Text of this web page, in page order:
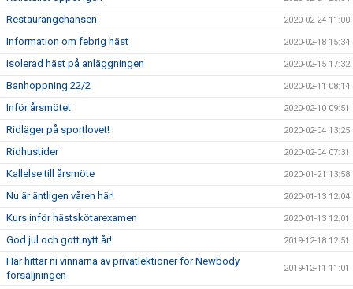
Restaurangchansen 2020-02-24 11:00
Information om febrig häst 2020-02-18 15:34
Isolerad häst på anläggningen 2020-02-15 17:32
Banhoppning 22/2 2020-02-11 08:14
Inför årsmötet 2020-02-10 09:51
Ridläger på sportlovet! 2020-02-04 13:25
Ridhustider 2020-02-04 07:31
Kallelse till årsmöte 2020-01-21 13:58
Nu är äntligen våren här! 2020-01-13 12:04
Kurs inför hästskötarexamen 2020-01-13 12:01
God jul och gott nytt år! 2019-12-18 12:51
Här hittar ni vinnarna av privatlektioner för Newbody
försäljningen
2019-12-11 11:01